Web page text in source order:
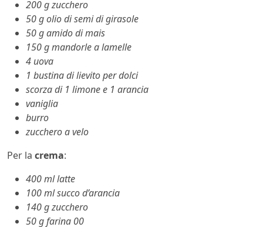
200 g zucchero
50 g olio di semi di girasole
50 g amido di mais
150 g mandorle a lamelle
4 uova
1 bustina di lievito per dolci
scorza di 1 limone e 1 arancia
vaniglia
burro
zucchero a velo
Per la crema:
400 ml latte
100 ml succo d’arancia
140 g zucchero
50 g farina 00